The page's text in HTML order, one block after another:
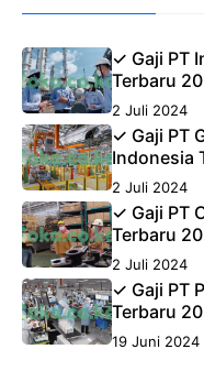
✓ Gaji PT
Terbaru
2 Juli 2024
✓ Gaji PT
Indonesia
2 Juli 2024
✓ Gaji PT
Terbaru
2 Juli 2024
✓ Gaji PT
Terbaru
19 Juni 2024